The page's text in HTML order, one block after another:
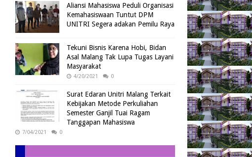
Aliansi Mahasiswa Peduli Organisasi
Kemahasiswaan Tuntut DPM
UNITRI Segera adakan Pemilu Raya
Tekuni Bisnis Karena Hobi, Bidan
Asal Malang Tak Lupa Tugas Layani
Masyarakat
4/20/2021 0
Surat Edaran Unitri Malang Terkait
Kebijakan Metode Perkuliahan
Semester Ganjil Tuai Ragam
Tanggapan Mahasiswa
7/04/2021 0